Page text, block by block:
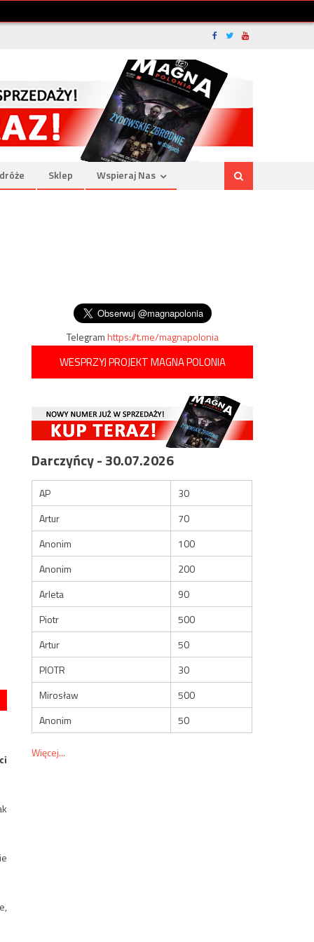
Sklep Wspieraj Nas
Telegramhttps://t.me/magnapolonia
WESPRZYJ PROJEKT MAGNA POLONIA
Darczyńcy - 30.07.2026
AP
30
Artur
70
Anonim
100
Anonim
200
Arleta
90
Piotr
500
Artur
50
PIOTR
30
Mirosław
500
Anonim
50
Więcej...